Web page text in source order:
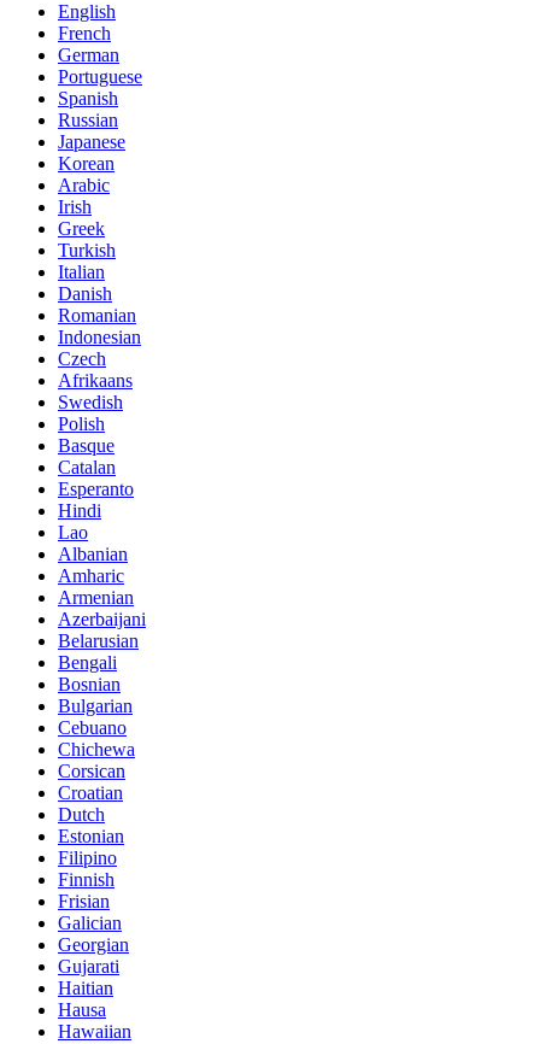
English
French
German
Portuguese
Spanish
Russian
Japanese
Korean
Arabic
Irish
Greek
Turkish
Italian
Danish
Romanian
Indonesian
Czech
Afrikaans
Swedish
Polish
Basque
Catalan
Esperanto
Hindi
Lao
Albanian
Amharic
Armenian
Azerbaijani
Belarusian
Bengali
Bosnian
Bulgarian
Cebuano
Chichewa
Corsican
Croatian
Dutch
Estonian
Filipino
Finnish
Frisian
Galician
Georgian
Gujarati
Haitian
Hausa
Hawaiian